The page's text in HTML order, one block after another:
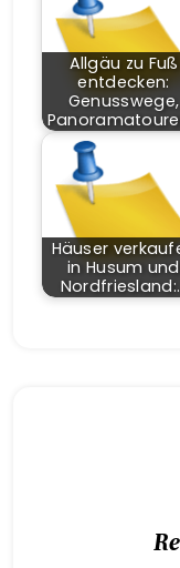
Allgäu zu Fuß
entdecken:
Genusswege,
Häuser
in Husum und